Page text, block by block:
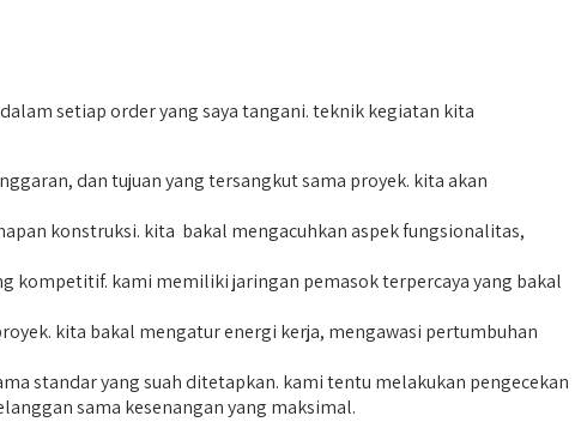
setiap order yang saya tangani. teknik kegiatan kita
dan tujuan yang tersangkut sama proyek. kita akan
konstruksi. kita bakal mengacuhkan aspek fungsionalitas,
kompetitif. kami memiliki jaringan pemasok terpercaya yang bakal
kita bakal mengatur energi kerja, mengawasi pertumbuhan
standar yang suah ditetapkan. kami tentu melakukan pengecekan
sama kesenangan yang maksimal.